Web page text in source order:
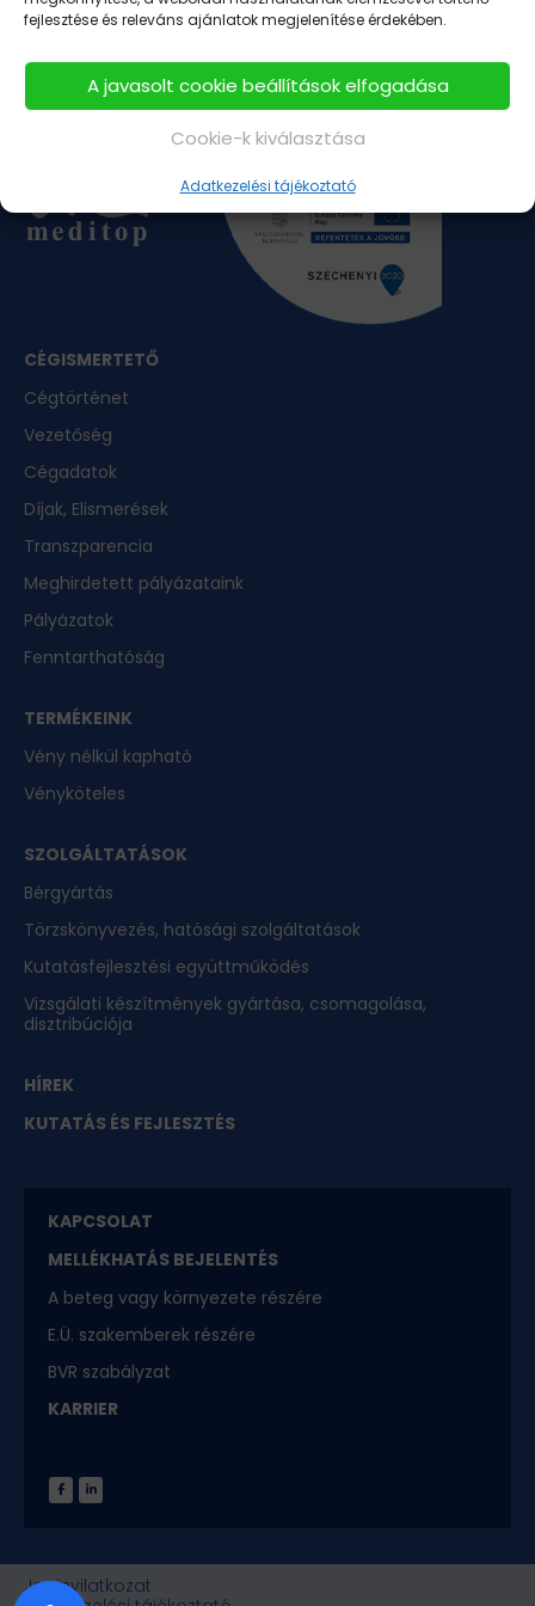
fejlesztése és releváns ajánlatok megjelenítése érdekében.
A javasolt cookie beállítások elfogadása
Cookie-k kiválasztása
Adatkezelési tájékoztató
hyperol.hu intestal.hu memorilmite.hu
nodoryl.hu nodorylcomplex.huspaverin.hu
mycosid.hu vition.hu
CÉGISMERTETŐ
Cégtörténet
Vezetőség
Cégadatok
Díjak, Elismerések
Transzparencia
Meghirdetett pályázataink
Pályázatok
Fenntarthatóság
TERMÉKEINK
Vény nélkül kapható
Vényköteles
SZOLGÁLTATÁSOK
Bérgyártás
Törzskönyvezés, hatósági szolgáltatások
Kutatásfejlesztési együttműködés
Vizsgálati készítmények gyártása, csomagolása,
disztribúciója
HÍREK
KUTATÁS ÉS FEJLESZTÉS
KAPCSOLAT
MELLÉKHATÁS BEJELENTÉS
A beteg vagy környezete részére
E.Ü. szakemberek részére
BVR szabályzat
KARRIER
Joginyilatkozat